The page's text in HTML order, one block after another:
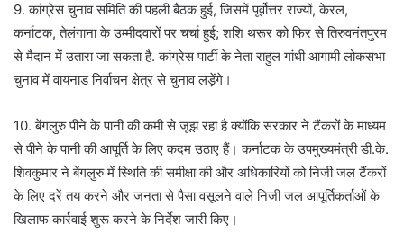
9. कांग्रेस चुनाव समिति की पहली बैठक हुई, जिसमें पूर्वोत्तर राज्यों, केरल,
कर्नाटक, तेलंगाना के उम्मीदवारों पर चर्चा हुई; शशि थरूर को फिर से तिरुवनंतपुरम
से मैदान में उतारा जा सकता है. कांग्रेस पार्टी के नेता राहुल गांधी आगामी लोकसभा
चुनाव में वायनाड निर्वाचन क्षेत्र से चुनाव लड़ेंगे।
10. बेंगलुरु पीने के पानी की कमी से जूझ रहा है क्योंकि सरकार ने टैंकरों के माध्यम
से पीने के पानी की आपूर्ति के लिए कदम उठाए हैं। कर्नाटक के उपमुख्यमंत्री डी.के.
शिवकुमार ने बेंगलुरु में स्थिति की समीक्षा की और अधिकारियों को निजी जल टैंकरों
के लिए दरें तय करने और जनता से पैसा वसूलने वाले निजी जल आपूर्तिकर्ताओं के
खिलाफ कार्रवाई शुरू करने के निर्देश जारी किए।